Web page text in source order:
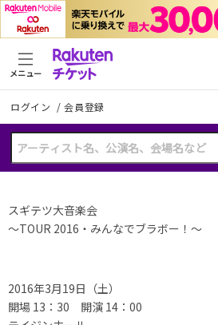
ログイン /会員登録
メニュー
スギテツ大音楽会
～TOUR 2016・みんなでブラボー！～
2016年3月19日（土）
開場 13：30 開演 14：00